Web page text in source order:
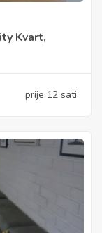
Kvart,
prije 12 sati